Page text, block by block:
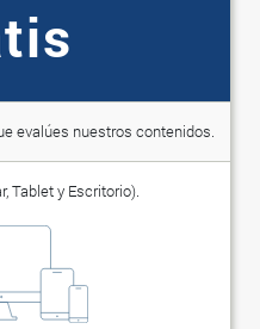
evalúes nuestros contenidos.
Tablet y Escritorio).